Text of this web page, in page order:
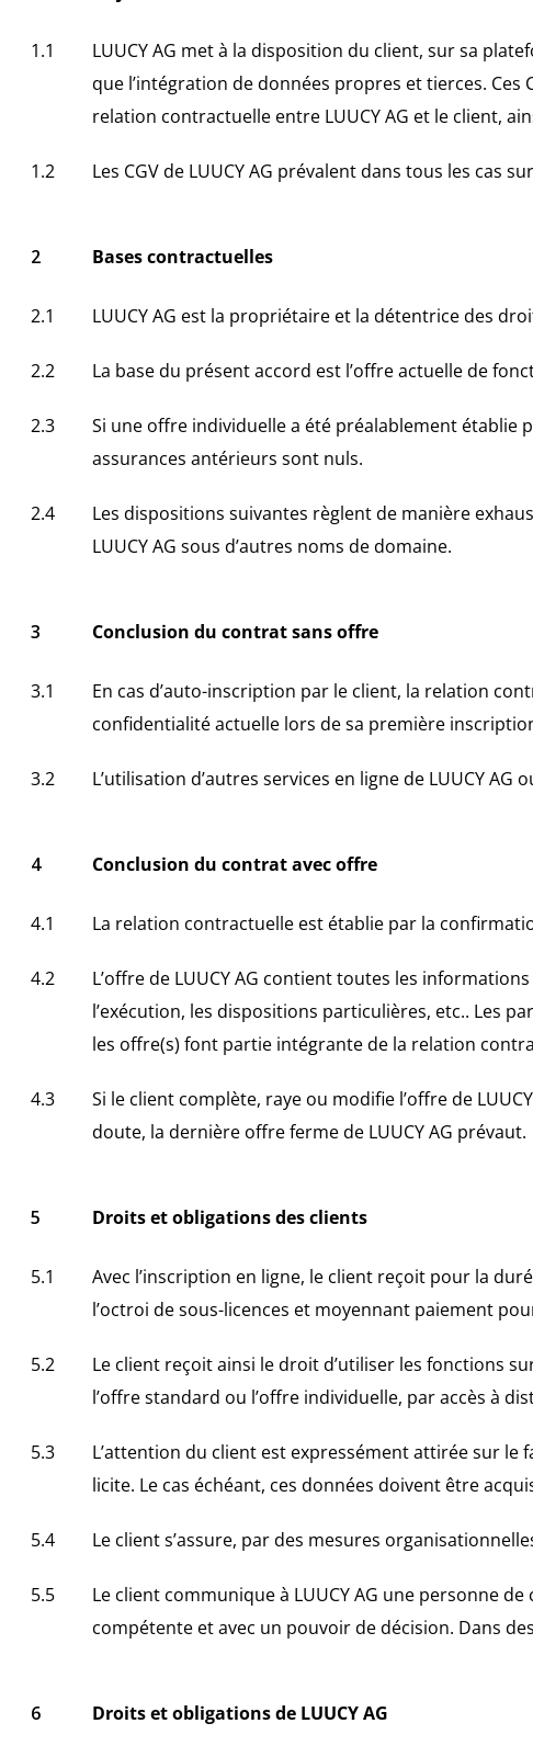
LUUCY AG met à la disposition du client, sur sa
que l’intégration de données propres et tierces. Ces
relation contractuelle entre LUUCY AG et le client,
Les CGV de LUUCY AG prévalent dans tous les cas
Bases contractuelles
LUUCY AG est la propriétaire et la détentrice des
La base du présent accord est l’offre actuelle de
Si une offre individuelle a été préalablement établie
assurances antérieurs sont nuls.
Les dispositions suivantes règlent de manière
LUUCY AG sous d’autres noms de domaine.
Conclusion du contrat sans offre
En cas d’auto-inscription par le client, la relation
confidentialité actuelle lors de sa première
L’utilisation d’autres services en ligne de LUUCY
Conclusion du contrat avec offre
La relation contractuelle est établie par la
L’offre de LUUCY AG contient toutes les
l’exécution, les dispositions particulières, etc.. Les
les offre(s) font partie intégrante de la relation
Si le client complète, raye ou modifie l’offre de
doute, la dernière offre ferme de LUUCY AG prévaut.
Droits et obligations des clients
Avec l’inscription en ligne, le client reçoit pour la
l’octroi de sous-licences et moyennant paiement
Le client reçoit ainsi le droit d’utiliser les fonctions
l’offre standard ou l’offre individuelle, par accès à
L’attention du client est expressément attirée sur
licite. Le cas échéant, ces données doivent être
Le client s’assure, par des mesures
Le client communique à LUUCY AG une personne
compétente et avec un pouvoir de décision. Dans
Droits et obligations de LUUCY AG